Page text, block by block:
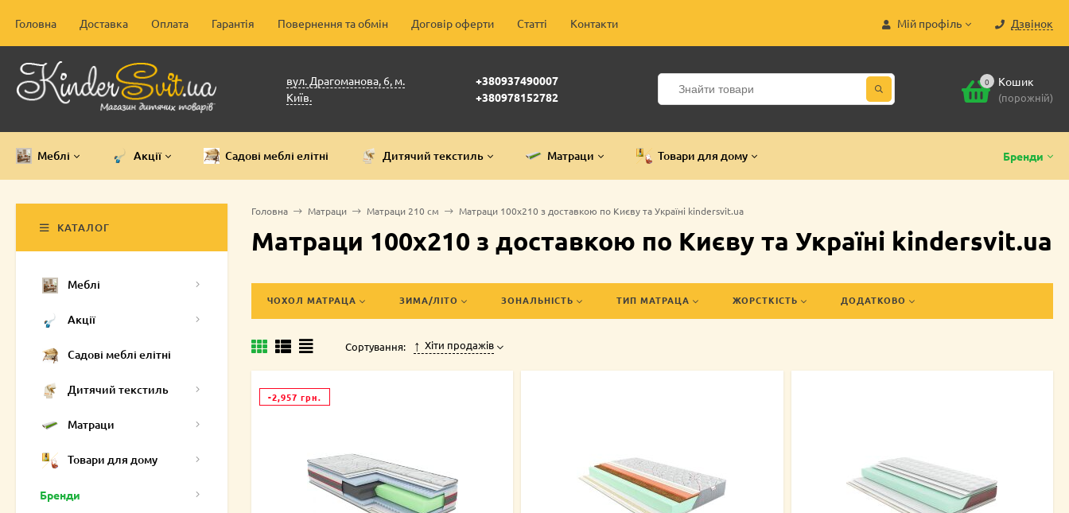
Мій профіль Дзвінок
Головна Доставка Оплата Гарантія Повернення та обмін Договір оферти Статті Контакти
вул. Драгоманова, 6, м.
Київ.
+380937490007
+380978152782
0 Кошик
(порожній)
Бренди
Меблі Акції Садові меблі елітні Дитячий текстиль Матраци Товари для дому
Головна Матраци Матраци 210 см Матраци 100х210 з доставкою по Києву та Україні kindersvit.ua
Матраци 100х210 з доставкою по Києву та Україні kindersvit.ua
ЧОХОЛ МАТРАЦА ЗИМА/ЛІТО ЗОНАЛЬНІСТЬ ТИП МАТРАЦА ЖОРСТКІСТЬ ДОДАТКОВО
Сортування: Хіти продажів
-2,957 грн.
КАТАЛОГ
Меблі
Акції
Садові меблі елітні
Дитячий текстиль
Матраци
Товари для дому
Бренди